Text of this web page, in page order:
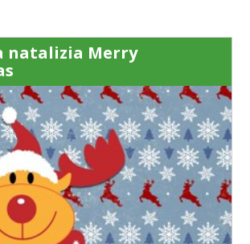
natalizia Merry